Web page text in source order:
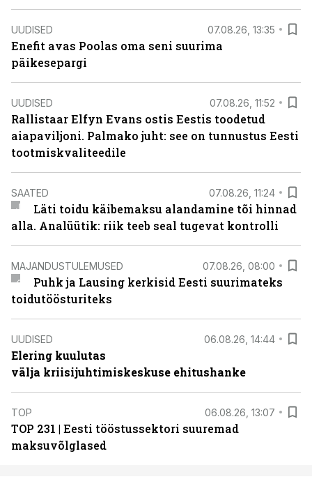
UUDISED 07.08.26, 13:35
Enefit avas Poolas oma seni suurima
päikesepargi
UUDISED 07.08.26, 11:52
Rallistaar Elfyn Evans ostis Eestis toodetud
aiapaviljoni. Palmako juht: see on tunnustus Eesti
tootmiskvaliteedile
SAATED 07.08.26, 11:24
Läti toidu käibemaksu alandamine tõi hinnad
alla. Analüütik: riik teeb seal tugevat kontrolli
MAJANDUSTULEMUSED 07.08.26, 08:00
Puhk ja Lausing kerkisid Eesti suurimateks
toidutöösturiteks
UUDISED 06.08.26, 14:44
Elering kuulutas
välja kriisijuhtimiskeskuse ehitushanke
TOP 06.08.26, 13:07
TOP 231 | Eesti tööstussektori suuremad
maksuvõlglased